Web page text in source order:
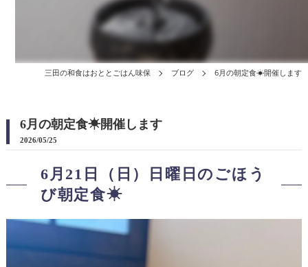
三田の和食はおととごはん味保 ブログ 6月の朝定食☀開催します
6月の朝定食☀開催します
2026/05/25
6月21日（日）日曜日のごほう
び朝定食☀